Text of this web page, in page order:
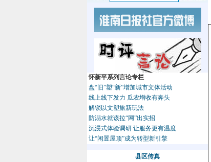
怀新平系列言论专栏
盘“旧”塑“新”增加城市文体活动
线上线下发力 瓜农增收有奔头
解锁以文塑旅新玩法
防溺水就该拉“网”出实招
沉浸式体验调研 让服务更有温度
让“闲置屋顶”成为转型新引擎
县区传真